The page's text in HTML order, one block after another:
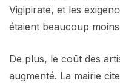
Vigipirate, et les
étaient beaucoup
De plus, le coût des
augmenté. La mairie